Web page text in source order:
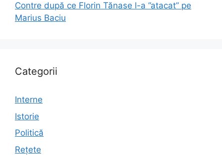
Contre după ce Florin Tănase l-a ”atacat” pe
Marius Baciu
Categorii
Interne
Istorie
Politică
Rețete